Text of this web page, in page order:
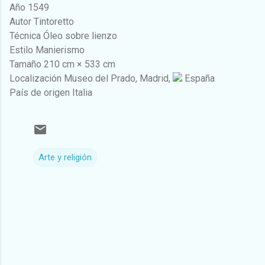
Año 1549
Autor Tintoretto
Técnica Óleo sobre lienzo
Estilo Manierismo
Tamaño 210 cm × 533 cm
Localización Museo del Prado, Madrid,
España
País de origen Italia
Arte y religión